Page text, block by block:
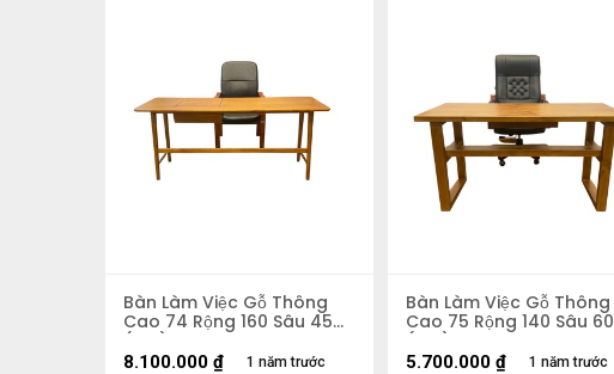
Bàn Làm Việc Gỗ Thông
Cao 74 Rộng 160 Sâu 45
(cm)
1 năm trước
8.100.000 ₫
Bàn Làm Việc Gỗ Thông
Cao 75 Rộng 140 Sâu 60
(cm)
1 năm trước
5.700.000 ₫